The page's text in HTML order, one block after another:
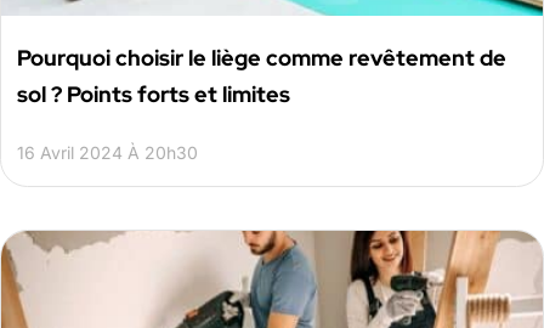
Pourquoi choisir le liège comme revêtement de
sol ? Points forts et limites
16 Avril 2024 À 20h30